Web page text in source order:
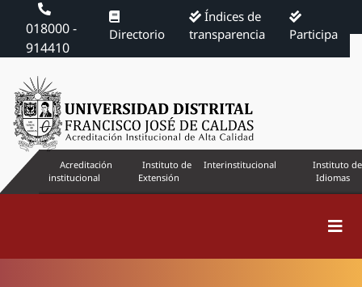
018000 -
914410
Directorio
Índices de
transparencia
Participa
Acreditación
institucional
Instituto de
Extensión
Interinstitucional
Instituto de
Idiomas